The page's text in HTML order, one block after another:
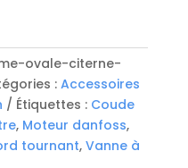
ovale-citerne-
:Accessoires
Étiquettes : Coude
, Moteur danfoss,
tournant, Vanne à